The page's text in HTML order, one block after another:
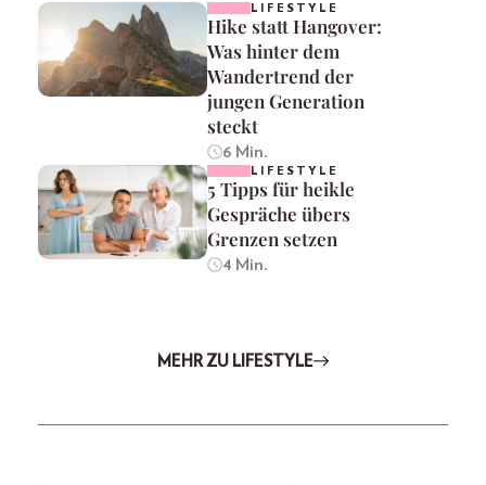
LIFESTYLE
Hike statt Hangover:
Was hinter dem
Wandertrend der
jungen Generation
steckt
6 Min.
LIFESTYLE
5 Tipps für heikle
Gespräche übers
Grenzen setzen
4 Min.
MEHR ZU LIFESTYLE